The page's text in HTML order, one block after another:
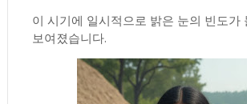
이 시기에 일시적으로 밝은 눈의 빈도가
보여졌습니다.